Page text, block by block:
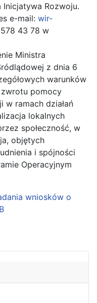
Inicjatywa Rozwoju.
e-mail: wir-
43 78 w
Ministra
z dnia 6
warunków
pomocy
w ramach działań
lokalnych
społeczność, w
objętych
i spójności
Operacyjnym
wniosków o